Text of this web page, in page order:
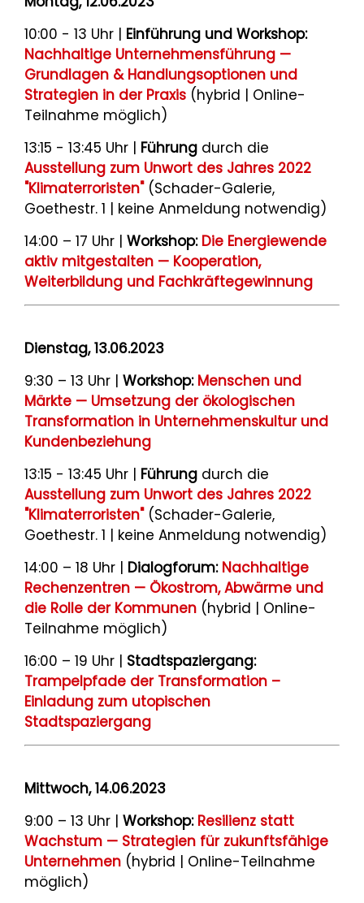
10:00 - 13 Uhr | Einführung und Workshop:
Nachhaltige Unternehmensführung —
Grundlagen & Handlungsoptionen und
Strategien in der Praxis (hybrid | Online-
Teilnahme möglich)
13:15 - 13:45 Uhr | Führung durch die
Ausstellung zum Unwort des Jahres 2022
"Klimaterroristen" (Schader-Galerie,
Goethestr. 1 | keine Anmeldung notwendig)
14:00 – 17 Uhr | Workshop: Die Energiewende
aktiv mitgestalten — Kooperation,
Weiterbildung und Fachkräftegewinnung
Dienstag, 13.06.2023
9:30 – 13 Uhr | Workshop: Menschen und
Märkte — Umsetzung der ökologischen
Transformation in Unternehmenskultur und
Kundenbeziehung
13:15 - 13:45 Uhr | Führung durch die
Ausstellung zum Unwort des Jahres 2022
"Klimaterroristen" (Schader-Galerie,
Goethestr. 1 | keine Anmeldung notwendig)
14:00 – 18 Uhr | Dialogforum: Nachhaltige
Rechenzentren — Ökostrom, Abwärme und
die Rolle der Kommunen (hybrid | Online-
Teilnahme möglich)
16:00 – 19 Uhr | Stadtspaziergang:
Trampelpfade der Transformation –
Einladung zum utopischen
Stadtspaziergang
Mittwoch, 14.06.2023
9:00 – 13 Uhr | Workshop: Resilienz statt
Wachstum — Strategien für zukunftsfähige
Unternehmen (hybrid | Online-Teilnahme
möglich)